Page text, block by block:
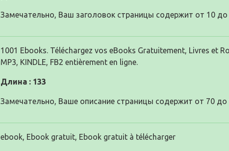
Замечательно, Ваш заголовок страницы содержит от 10
1001 Ebooks. Téléchargez vos eBooks Gratuitement, Livres et
MP3, KINDLE, FB2 entièrement en ligne.
Длина : 133
Замечательно, Ваше описание страницы содержит от 70
ebook, Ebook gratuit, Ebook gratuit à télécharger